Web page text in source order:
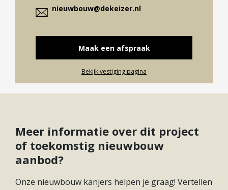
nieuwbouw@dekeizer.nl
Maak een afspraak
Bekijk vestiging pagina
Meer informatie over dit project
of toekomstig nieuwbouw
aanbod?
Onze nieuwbouw kanjers helpen je graag! Vertellen